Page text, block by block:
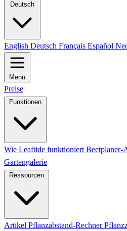
Deutsch
English Deutsch Français Español
Menü
Preise
Funktionen
Wie Leaftide funktioniert Beetplaner-
Gartengalerie
Ressourcen
Artikel Pflanzabstand-Rechner